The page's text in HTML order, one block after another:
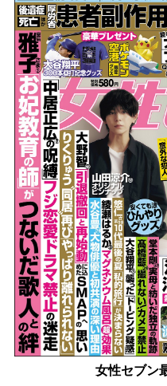
女性セブン